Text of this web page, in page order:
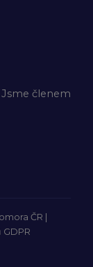
Jsme členem
ČR |